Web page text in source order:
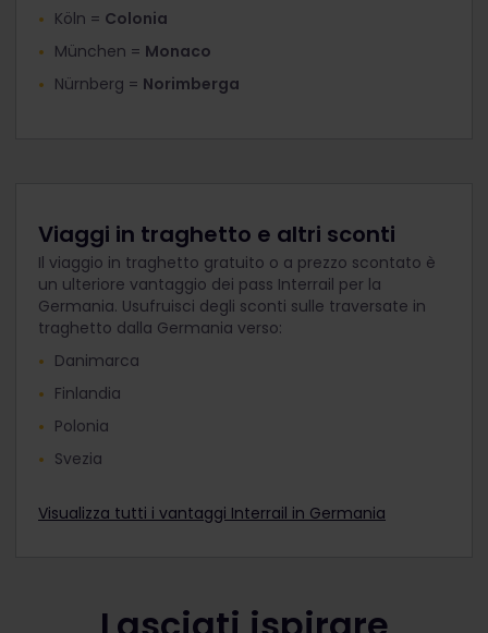
Köln = Colonia
München = Monaco
Nürnberg = Norimberga
Viaggi in traghetto e altri sconti
Il viaggio in traghetto gratuito o a prezzo scontato è
un ulteriore vantaggio dei pass Interrail per la
Germania. Usufruisci degli sconti sulle traversate in
traghetto dalla Germania verso:
Danimarca
Finlandia
Polonia
Svezia
Visualizza tutti i vantaggi Interrail in Germania